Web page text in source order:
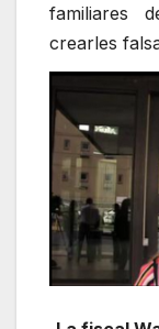
familiares
crearles